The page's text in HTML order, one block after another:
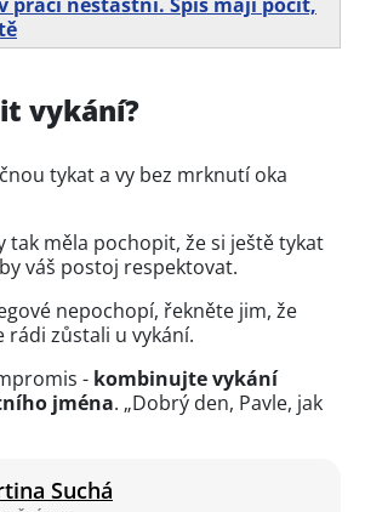
vykání?
tykat a vy bez mrknutí oka
tak měla pochopit, že si ještě tykat
váš postoj respektovat.
nepochopí, řekněte jim, že
zůstali u vykání.
- kombinujte vykání
jména. „Dobrý den, Pavle, jak
Suchá